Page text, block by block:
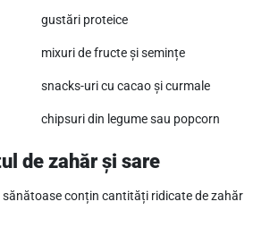
gustări proteice
mixuri de fructe și semințe
snacks-uri cu cacao și curmale
chipsuri din legume sau popcorn
de zahăr și sare
conțin cantități ridicate de zahăr